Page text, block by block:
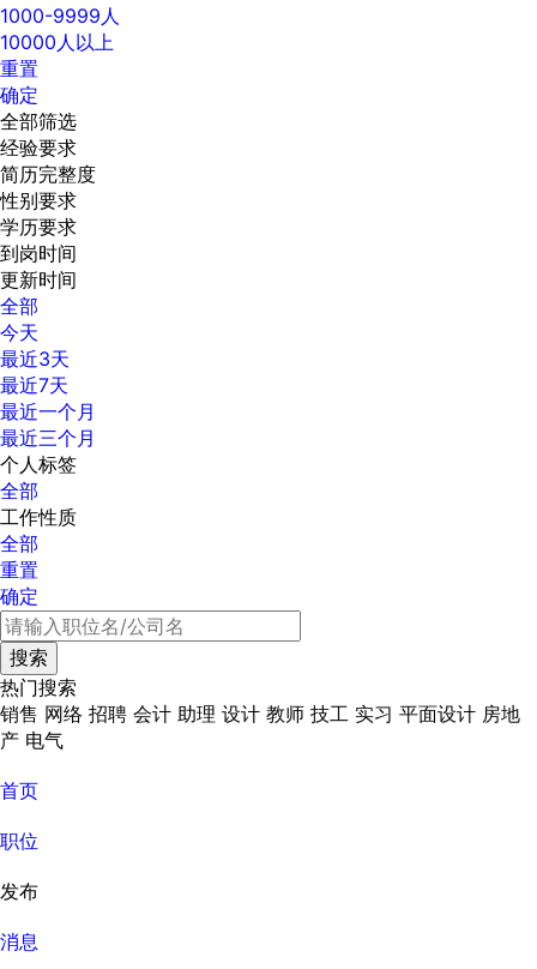
1000-9999人
10000人以上
重置
确定
全部筛选
经验要求
简历完整度
性别要求
学历要求
到岗时间
更新时间
全部
今天
最近3天
最近7天
最近一个月
最近三个月
个人标签
全部
工作性质
全部
重置
确定
热门搜索
销售 网络 招聘 会计 助理 设计 教师 技工 实习 平面设计 房地
产 电气
首页
职位
发布
消息